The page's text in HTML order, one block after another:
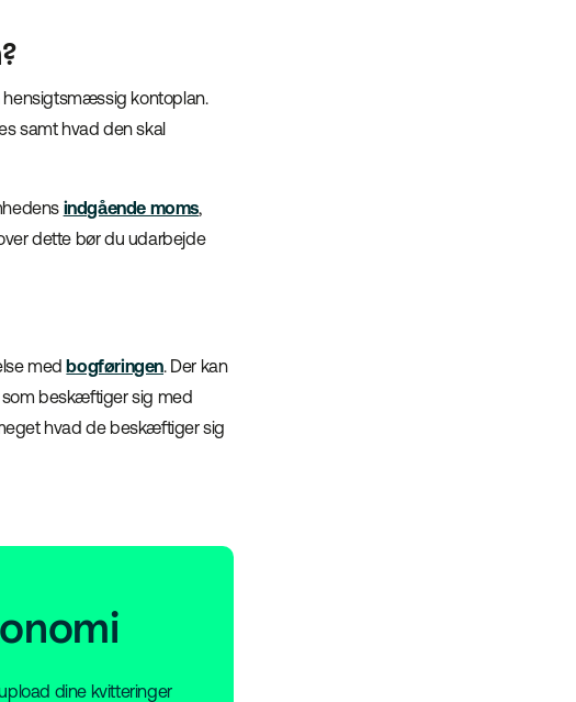
kontoplan.
samt hvad den skal
indgående moms,
dette bør du udarbejde
medbogføringen. Der kan
som beskæftiger sig med
hvad de beskæftiger sig
dine kvitteringer